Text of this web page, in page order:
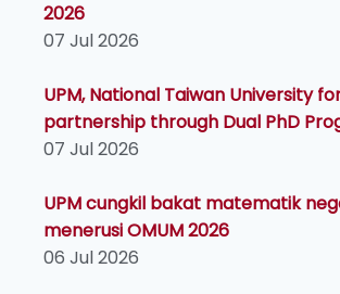
2026
07 Jul 2026
UPM, National Taiwan University
partnership through Dual PhD
07 Jul 2026
UPM cungkil bakat matematik
menerusi OMUM 2026
06 Jul 2026